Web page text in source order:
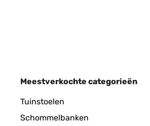
Meestverkochte categorieën
Tuinstoelen
Schommelbanken